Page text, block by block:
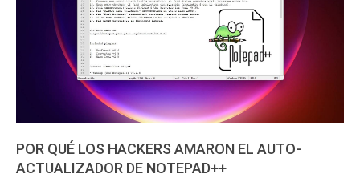
POR QUÉ LOS HACKERS AMARON EL AUTO-
ACTUALIZADOR DE NOTEPAD++